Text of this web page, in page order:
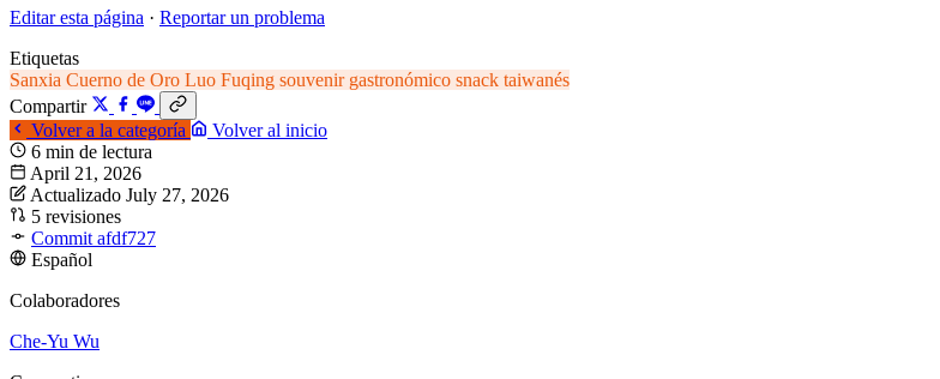
Editar esta página · Reportar un problema
Etiquetas
Sanxia Cuerno de Oro Luo Fuqing souvenir gastronómico snack taiwanés
Compartir
Volver a la categoría
Volver al inicio
6 min de lectura
April 21, 2026
Actualizado July 27, 2026
5 revisiones
Commit afdf727
Español
Colaboradores
Che-Yu Wu